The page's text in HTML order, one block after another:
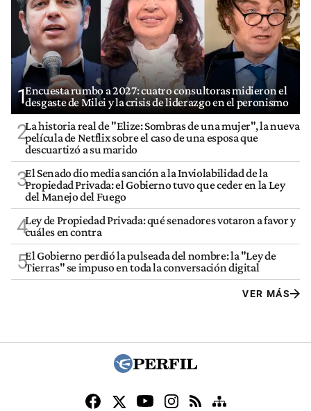
1Encuesta rumbo a 2027: cuatro consultoras midieron el
desgaste de Milei y la crisis de liderazgo en el peronismo
2La historia real de "Elize: Sombras de una mujer", la nueva
película de Netflix sobre el caso de una esposa que
descuartizó a su marido
3El Senado dio media sanción a la Inviolabilidad de la
Propiedad Privada: el Gobierno tuvo que ceder en la Ley
del Manejo del Fuego
4Ley de Propiedad Privada: qué senadores votaron a favor y
cuáles en contra
5El Gobierno perdió la pulseada del nombre: la "Ley de
Tierras" se impuso en toda la conversación digital
VER MÁS